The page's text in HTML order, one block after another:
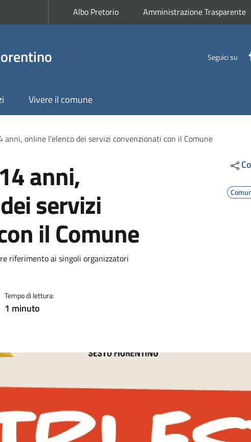
Albo Pretorio Amministrazione Trasparente
Seguici su
Vivere il comune
online l’elenco dei servizi convenzionati con il Comune
anni,
servizi
il Comune
riferimento ai singoli organizzatori
Tempo di lettura:
1 minuto